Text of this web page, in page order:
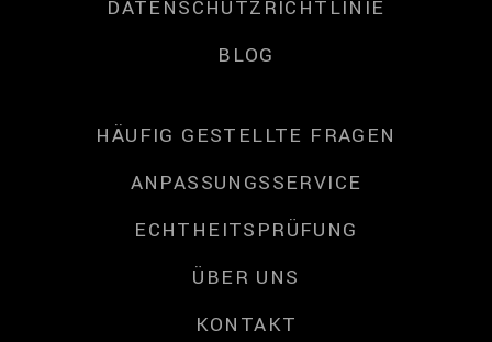
DATENSCHUTZRICHTLINIE
BLOG
HÄUFIG GESTELLTE FRAGEN
ANPASSUNGSSERVICE
ECHTHEITSPRÜFUNG
ÜBER UNS
KONTAKT